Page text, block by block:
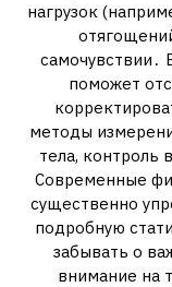
нагрузок
самочувствии․
поможет
методы
тела, контроль
Современные
существенно
подробную
забывать о
внимание на